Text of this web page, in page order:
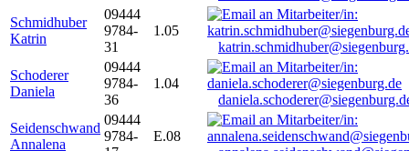
Schmidhuber
Katrin
09444
9784-
31
1.05
Schoderer
Daniela
09444
9784-
36
1.04
Seidenschwand
Annalena
09444
9784-
E.08